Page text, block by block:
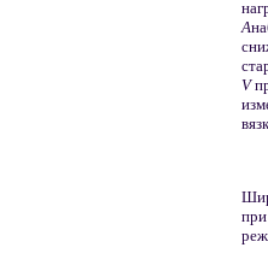
A
V
при